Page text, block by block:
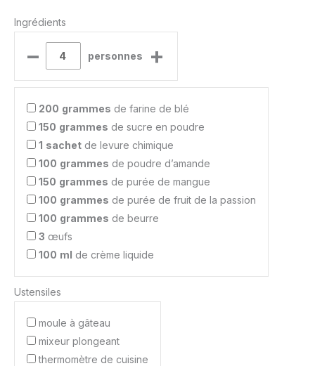
Ingrédients
– personnes +
200 grammes de farine de blé
150 grammes de sucre en poudre
1 sachet de levure chimique
100 grammes de poudre d’amande
150 grammes de purée de mangue
100 grammes de purée de fruit de la passion
100 grammes de beurre
3 œufs
100 ml de crème liquide
Ustensiles
moule à gâteau
mixeur plongeant
thermomètre de cuisine